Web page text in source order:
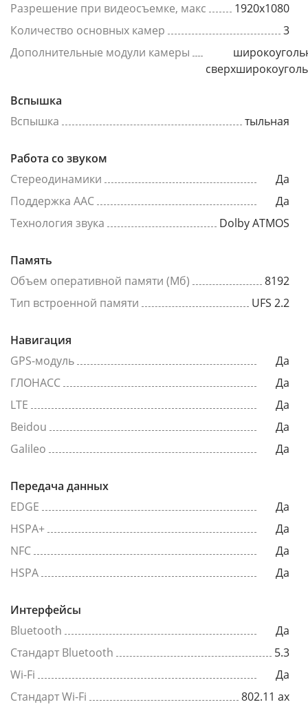
Разрешение при видеосъемке, макс
1920x1080
Количество основных камер
3
Дополнительные модули камеры
Вспышка
Вспышка
тыльная
Работа со звуком
Стереодинамики
Да
Поддержка AAC
Да
Технология звука
Dolby ATMOS
Память
Объем оперативной памяти (Мб)
8192
Тип встроенной памяти
UFS 2.2
Навигация
GPS-модуль
Да
ГЛОНАСС
Да
LTE
Да
Beidou
Да
Galileo
Да
Передача данных
EDGE
Да
HSPA+
Да
NFC
Да
HSPA
Да
Интерфейсы
Bluetooth
Да
Стандарт Bluetooth
5.3
Wi-Fi
Да
Стандарт Wi-Fi
802.11 ax